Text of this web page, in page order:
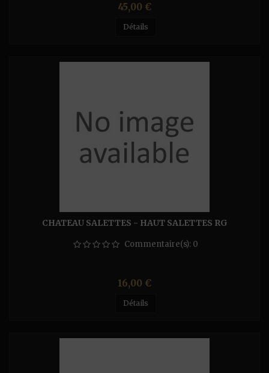
Prix
45,00 €
Détails
CHATEAU SALETTES - HAUT SALETTES RG
Commentaire(s): 0
Prix
16,00 €
Détails